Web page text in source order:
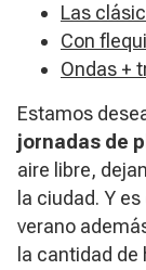
Las
Con
Ondas +
Estamos
jornadas de
aire libre,
la ciudad. Y
verano
la cantidad de